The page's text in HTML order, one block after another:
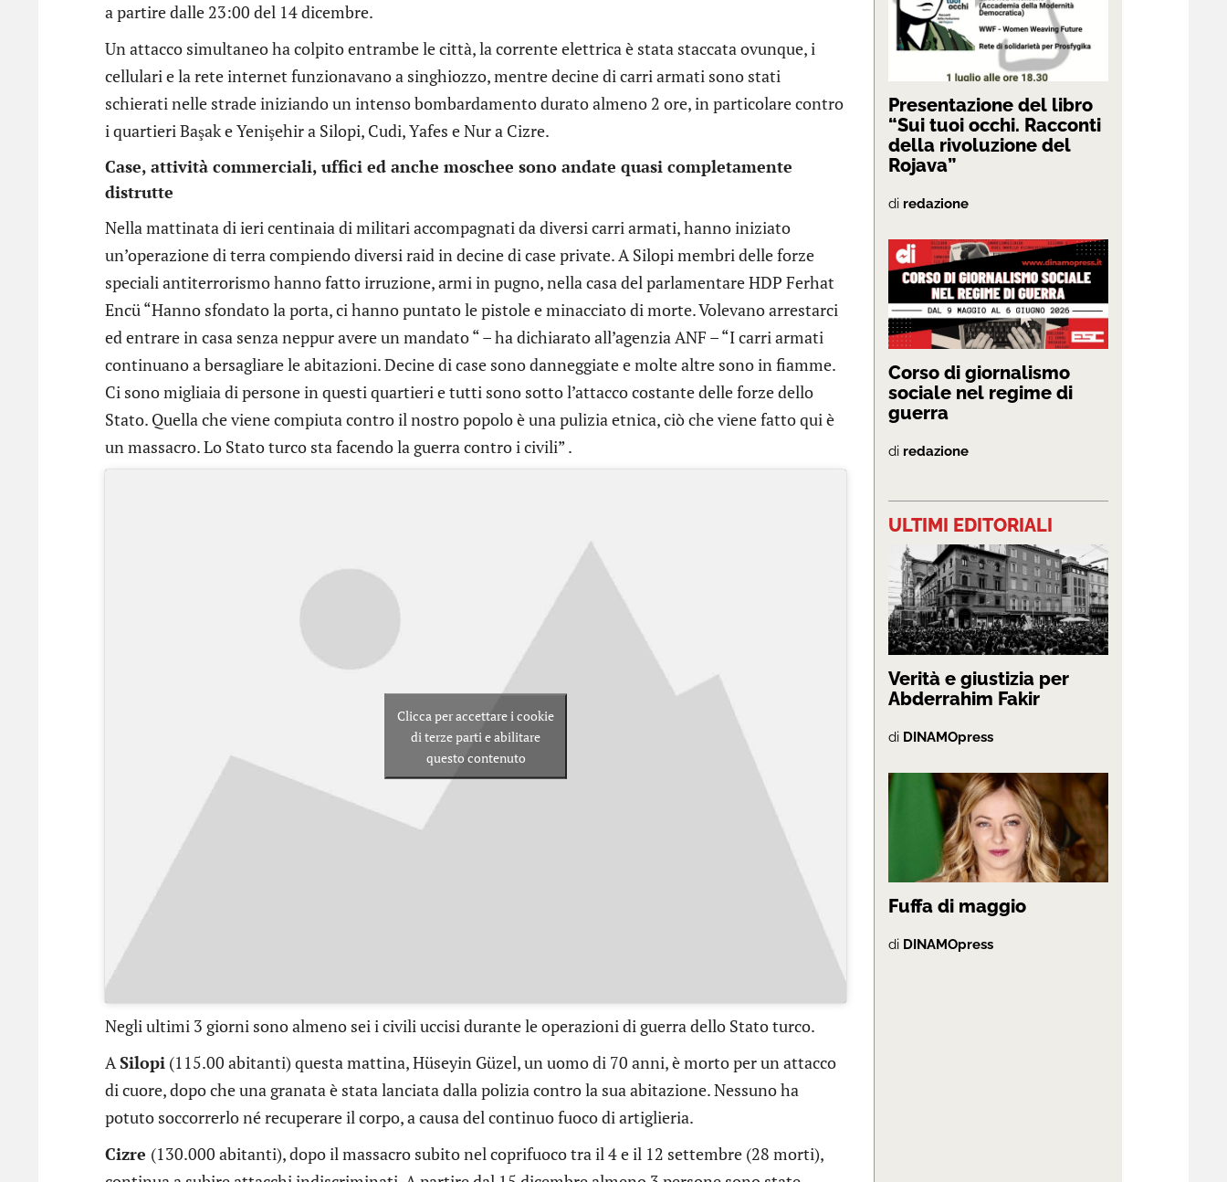
a partire dalle 23:00 del 14 dicembre.
Un attacco simultaneo ha colpito entrambe le città, la corrente elettrica è stata staccata ovunque, i
cellulari e la rete internet funzionavano a singhiozzo, mentre decine di carri armati sono stati
schierati nelle strade iniziando un intenso bombardamento durato almeno 2 ore, in particolare contro
i quartieri Başak e Yenişehir a Silopi, Cudi, Yafes e Nur a Cizre.
Case, attività commerciali, uffici ed anche moschee sono andate quasi completamente
distrutte
Nella mattinata di ieri centinaia di militari accompagnati da diversi carri armati, hanno iniziato
un’operazione di terra compiendo diversi raid in decine di case private. A Silopi membri delle forze
speciali antiterrorismo hanno fatto irruzione, armi in pugno, nella casa del parlamentare HDP Ferhat
Encü “Hanno sfondato la porta, ci hanno puntato le pistole e minacciato di morte. Volevano arrestarci
ed entrare in casa senza neppur avere un mandato “ – ha dichiarato all’agenzia ANF – “I carri armati
continuano a bersagliare le abitazioni. Decine di case sono danneggiate e molte altre sono in fiamme.
Ci sono migliaia di persone in questi quartieri e tutti sono sotto l’attacco costante delle forze dello
Stato. Quella che viene compiuta contro il nostro popolo è una pulizia etnica, ciò che viene fatto qui è
un massacro. Lo Stato turco sta facendo la guerra contro i civili” .
Clicca per accettare i cookie
di terze parti e abilitare
questo contenuto
Negli ultimi 3 giorni sono almeno sei i civili uccisi durante le operazioni di guerra dello Stato turco.
ASilopi (115.00 abitanti) questa mattina, Hüseyin Güzel, un uomo di 70 anni, è morto per un attacco
di cuore, dopo che una granata è stata lanciata dalla polizia contro la sua abitazione. Nessuno ha
potuto soccorrerlo né recuperare il corpo, a causa del continuo fuoco di artiglieria.
Cizre (130.000 abitanti), dopo il massacro subito nel coprifuoco tra il 4 e il 12 settembre (28 morti),
Presentazione del libro
“Sui tuoi occhi. Racconti
della rivoluzione del
Rojava”
di redazione
Corso di giornalismo
sociale nel regime di
guerra
di redazione
ULTIMI EDITORIALI
Verità e giustizia per
Abderrahim Fakir
di DINAMOpress
Fuffa di maggio
di DINAMOpress